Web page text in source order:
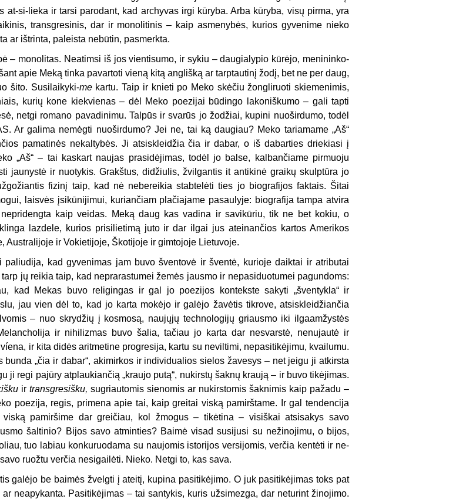
at-si-lieka ir tarsi parodant, kad archyvas irgi kūryba. Arba kūryba, visų pirma, yra
transgresinis, dar ir monolitinis – kaip asmenybės, kurios gyvenime nieko
ar ištrinta, paleista nebūtin, pasmerkta.
– monolitas. Neatimsi iš jos vientisumo, ir sykiu – daugialypio kūrėjo, menininko-
apie Meką tinka pavartoti vieną kitą anglišką ar tarptautinį žodį, bet ne per daug,
šito. Susilaikyki-mekartu. Taip ir knieti po Meko skėčiu žongliruoti skiemenimis,
kurių kone kiekvienas – dėl Meko poezijai būdingo lakoniškumo – gali tapti
netgi romano pavadinimu. Talpūs ir svarūs jo žodžiai, kupini nuoširdumo, todėl
Ar galima nemėgti nuoširdumo? Jei ne, tai ką daugiau? Meko tariamame „Aš“
pamatinės nekaltybės. Ji atsiskleidžia čia ir dabar, o iš dabarties driekiasi į
„Aš“ – tai kaskart naujas prasidėjimas, todėl jo balse, kalbančiame pirmuoju
jaunystė ir nuotykis. Grakštus, didžiulis, žvilgantis it antikinė graikų skulptūra jo
fizinį taip, kad nė nebereikia stabtelėti ties jo biografijos faktais. Šitai
laisvės įsikūnijimui, kuriančiam plačiajame pasaulyje: biografija tampa atvira
kaip veidas. Meką daug kas vadina ir savikūriu, tik ne bet kokiu, o
lazdele, kurios prisilietimą juto ir dar ilgai jus ateinančios kartos Amerikos
Australijoje ir Vokietijoje, Škotijoje ir gimtojoje Lietuvoje.
paliudija, kad gyvenimas jam buvo šventovė ir šventė, kurioje daiktai ir atributai
jų reikia taip, kad neprarastumei žemės jausmo ir nepasiduotumei pagundoms:
kad Mekas buvo religingas ir gal jo poezijos kontekste sakyti „šventykla“ ir
jau vien dėl to, kad jo karta mokėjo ir galėjo žavėtis tikrove, atsiskleidžiančia
– nuo skrydžių į kosmosą, naujųjų technologijų griausmo iki ilgaamžystės
ir nihilizmas buvo šalia, tačiau jo karta dar nesvarstė, nenujautė ir
víena, irkita didės aritmetine progresija, kartu su neviltimi, nepasitikėjimu, kvailumu.
bunda „čia ir dabar“, akimirkos ir individualios sielos žavesys – net jeigu ji atkirsta
ji regi pajūry atplaukiančią „kraujo putą“, nukirstų šaknų kraują – ir buvo tikėjimas.
ir transgresišku, sugriautomis sienomis ar nukirstomis šaknimis kaip pažadu –
poezija, regis, primena apie tai, kaip greitai viską pamirštame. Ir gal tendencija
pamiršime dar greičiau, kol žmogus – tikėtina – visiškai atsisakys savo
šaltinio? Bijos savo atminties? Baimė visad susijusi su nežinojimu, o bijos,
tuo labiau konkuruodama su naujomis istorijos versijomis, verčia kentėti ir ne-
ruožtu verčia nesigailėti. Nieko. Netgi to, kas sava.
galėjo be baimės žvelgti į ateitį, kupina pasitikėjimo. O juk pasitikėjimas toks pat
neapykanta. Pasitikėjimas – tai santykis, kuris užsimezga, dar neturint žinojimo.